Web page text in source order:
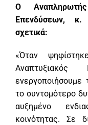
Ο
Επενδύσεων,
σχετικά:
«Όταν
το συντομότερο
αυξημένο
κοινότητας. Σε